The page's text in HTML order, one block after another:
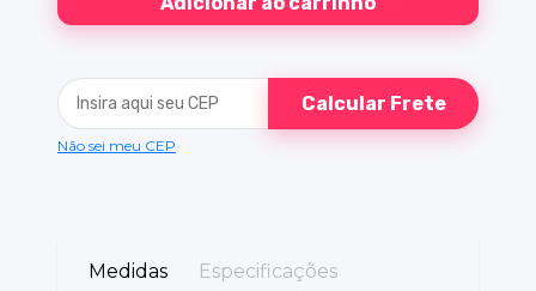
Calcular Frete
Não sei meu CEP
Medidas Especificações